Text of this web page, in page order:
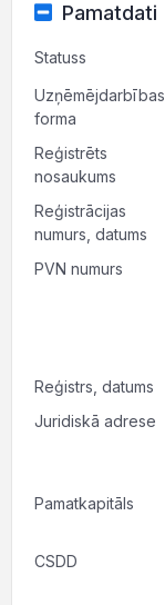
Pamatdati
Statuss
Uzņēmējdarbības
forma
Reģistrēts
nosaukums
Reģistrācijas
numurs, datums
PVN numurs
Reģistrs, datums
Juridiskā adrese
Pamatkapitāls
CSDD